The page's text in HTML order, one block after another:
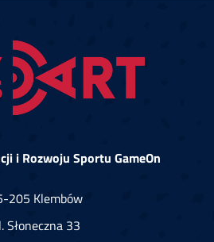
i Rozwoju Sportu GameOn
205 Klembów
Słoneczna 33